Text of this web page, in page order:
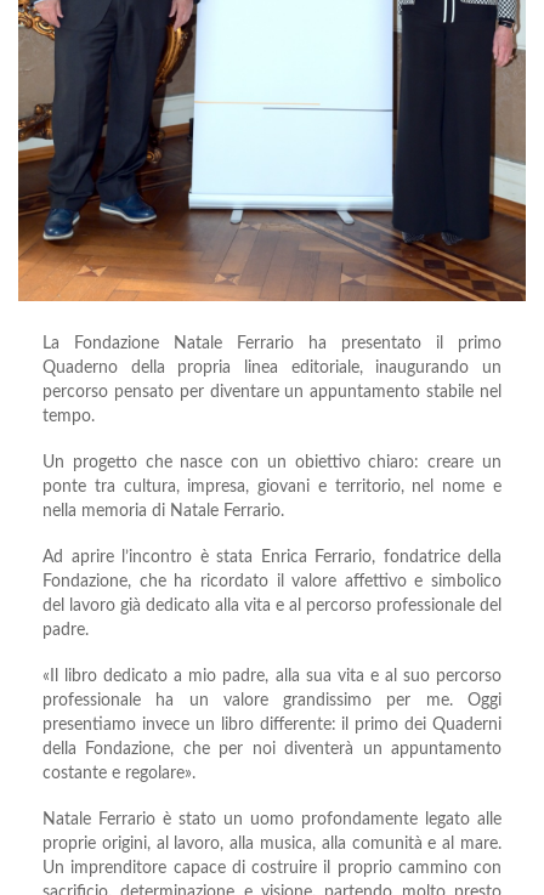
La Fondazione Natale Ferrario ha presentato il primo
Quaderno della propria linea editoriale, inaugurando un
percorso pensato per diventare un appuntamento stabile nel
tempo.
Un progetto che nasce con un obiettivo chiaro: creare un
ponte tra cultura, impresa, giovani e territorio, nel nome e
nella memoria di Natale Ferrario.
Ad aprire l’incontro è stata Enrica Ferrario, fondatrice della
Fondazione, che ha ricordato il valore affettivo e simbolico
del lavoro già dedicato alla vita e al percorso professionale del
padre.
«Il libro dedicato a mio padre, alla sua vita e al suo percorso
professionale ha un valore grandissimo per me. Oggi
presentiamo invece un libro differente: il primo dei Quaderni
della Fondazione, che per noi diventerà un appuntamento
costante e regolare».
Natale Ferrario è stato un uomo profondamente legato alle
proprie origini, al lavoro, alla musica, alla comunità e al mare.
Un imprenditore capace di costruire il proprio cammino con